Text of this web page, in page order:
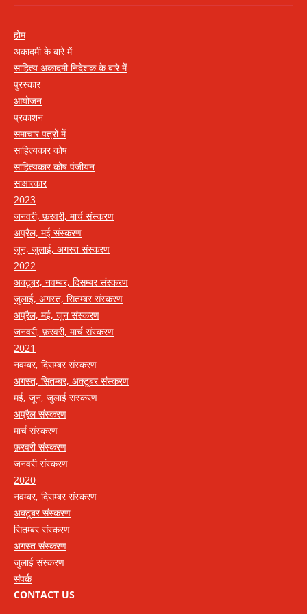
होम
अकादमी के बारे में
साहित्य अकादमी निदेशक के बारे में
पुरस्कार
आयोजन
प्रकाशन
समाचार पत्रों में
साहित्यकार कोष
साहित्यकार कोष पंजीयन
साक्षात्कार
2023
जनवरी, फ़रवरी, मार्च संस्करण
अप्रैल, मई संस्करण
जून, जुलाई, अगस्त संस्करण
2022
अक्टूबर, नवम्बर, दिसम्बर संस्करण
जुलाई, अगस्त, सितम्बर संस्करण
अप्रैल, मई, जून संस्करण
जनवरी, फ़रवरी, मार्च संस्करण
2021
नवम्बर, दिसम्बर संस्करण
अगस्त, सितम्बर, अक्टूबर संस्करण
मई, जून, जुलाई संस्करण
अप्रैल संस्करण
मार्च संस्करण
फ़रवरी संस्करण
जनवरी संस्करण
2020
नवम्बर, दिसम्बर संस्करण
अक्टूबर संस्करण
सितम्बर संस्करण
अगस्त संस्करण
जुलाई संस्करण
संपर्क
CONTACT US